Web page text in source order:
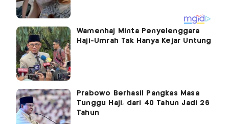
Wamenhaj Minta Penyelenggara
Haji-Umrah Tak Hanya Kejar Untung
Prabowo Berhasil Pangkas Masa
Tunggu Haji, dari 40 Tahun Jadi 26
Tahun